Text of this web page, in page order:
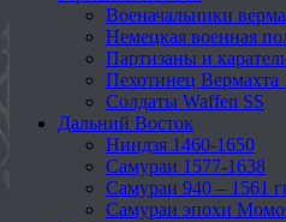
Военачальники
Немецкая военная
Партизаны и
Пехотинец Вермахта
Солдаты Waffen SS
Дальний Восток
Ниндзя 1460-1650
Самураи 1577-1638
Самураи 940 – 1561
Самураи эпохи